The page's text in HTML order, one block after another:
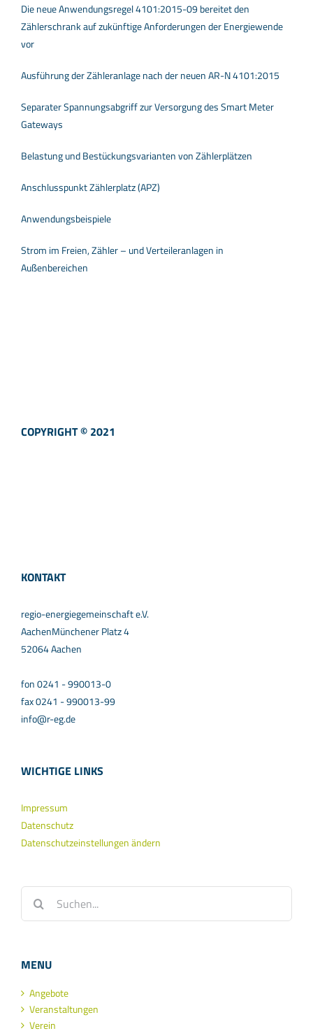
Die neue Anwendungsregel 4101:2015-09 bereitet den
Zählerschrank auf zukünftige Anforderungen der Energiewende
vor
Ausführung der Zähleranlage nach der neuen AR-N 4101:2015
Separater Spannungsabgriff zur Versorgung des Smart Meter
Gateways
Belastung und Bestückungsvarianten von Zählerplätzen
Anschlusspunkt Zählerplatz (APZ)
Anwendungsbeispiele
Strom im Freien, Zähler – und Verteileranlagen in
Außenbereichen
COPYRIGHT © 2021
KONTAKT
regio-energiegemeinschaft e.V.
AachenMünchener Platz 4
52064 Aachen
fon 0241 - 990013-0
fax 0241 - 990013-99
info@r-eg.de
WICHTIGE LINKS
Impressum
Datenschutz
Datenschutzeinstellungen ändern
nach:
MENU
Angebote
Veranstaltungen
Verein